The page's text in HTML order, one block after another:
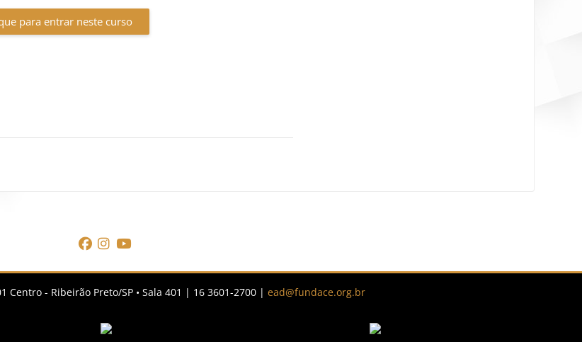
para entrar neste curso
Blocos Blocos
Centro - Ribeirão Preto/SP • Sala 401 | 16 3601-2700 | ead@fundace.org.br